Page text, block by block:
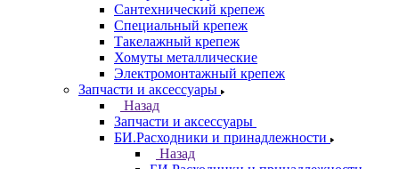
Сантехнический крепеж
Специальный крепеж
Такелажный крепеж
Хомуты металлические
Электромонтажный крепеж
Запчасти и аксессуары
Назад
Запчасти и аксессуары
БИ.Расходники и принадлежности
Назад